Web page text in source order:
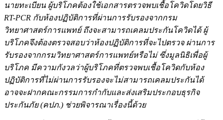
นายทะเบียน ผู้บริโภคต้องใช้เอกสารตรวจพบเชื้อโควิดโดยวิธี
RT-PCR กับห้องปฏิบัติการที่ผ่านการรับรองจากกรม
วิทยาศาสตร์การแพทย์ ถึงจะสามารถเคลมประกันโควิดได้ ผู้
บริโภคจึงต้องตรวจสอบว่าห้องปฏิบัติการที่จะไปตรวจ ผ่านการ
รับรองจากกรมวิทยาศาสตร์การแพทย์หรือไม่ ซึ่งมูลนิธิเพื่อผู้
บริโภค มีความกังวลว่าผู้บริโภคที่ตรวจพบเชื้อโควิดกับห้อง
ปฏิบัติการที่ไม่ผ่านการรับรองจะไม่สามารถเคลมประกันได้
อาจจะฝากคณะกรรมการกำกับและส่งเสริมประกอบธุรกิจ
ประกันภัย (คปภ.) ช่วยพิจารณาเรื่องนี้ด้วย